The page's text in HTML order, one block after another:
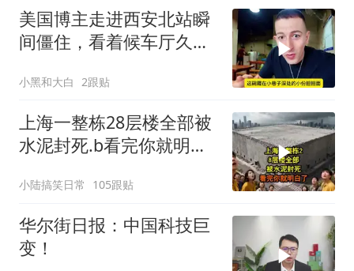
美国博主走进西安北站瞬
间僵住，看着候车厅久久
小黑和大白 2跟贴
上海一整栋28层楼全部被
水泥封死.b看完你就明白
小陆搞笑日常 105跟贴
华尔街日报：中国科技巨
变！